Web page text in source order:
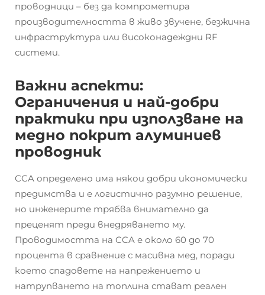
проводници – без да компрометира
производителността в живо звучене, безжична
инфраструктура или високонадеждни RF
системи.
Важни аспекти:
Ограничения и най-добри
практики при използване на
медно покрит алуминиев
проводник
CCA определено има някои добри икономически
предимства и е логистично разумно решение,
но инженерите трябва внимателно да
преценят преди внедряването му.
Проводимостта на CCA е около 60 до 70
процента в сравнение с масивна мед, поради
което спадовете на напрежението и
натрупването на топлина стават реален